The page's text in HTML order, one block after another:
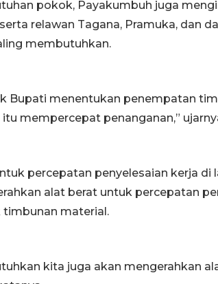
pokok, Payakumbuh juga
relawan Tagana, Pramuka, dan
membutuhkan.
Bupati menentukan penempatan
itu mempercepat penanganan,”
percepatan penyelesaian kerja
alat berat untuk percepatan
material.
kita juga akan mengerahkan